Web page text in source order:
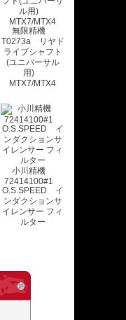
無限精機
T0273a リヤド
ライブシャフト
(ユニバーサル
用)
MTX7/MTX4
小川精機
72414100#1
O.S.SPEED イ
ンダクションサ
イレンサー フィ
ルター